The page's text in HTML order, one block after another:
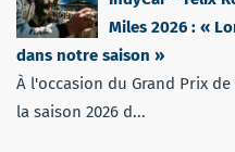
Miles 2026 : «
dans notre saison »
À l'occasion du Grand Prix
la saison 2026 d...